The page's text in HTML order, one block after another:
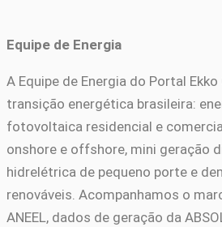
Equipe de Energia
A Equipe de Energia do Portal
transição energética brasileira:
fotovoltaica residencial e
onshore e offshore, mini geração
hidrelétrica de pequeno porte e
renováveis. Acompanhamos o
ANEEL, dados de geração da